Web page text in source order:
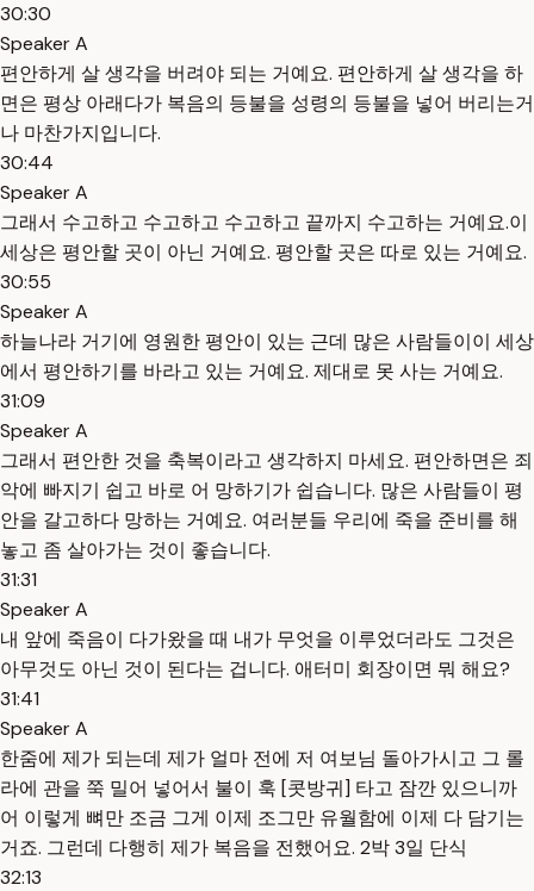
30:30
Speaker A
편안하게 살 생각을 버려야 되는 거예요. 편안하게 살 생각을 하
면은 평상 아래다가 복음의 등불을 성령의 등불을 넣어 버리는거
나 마찬가지입니다.
30:44
Speaker A
그래서 수고하고 수고하고 수고하고 끝까지 수고하는 거예요.이
세상은 평안할 곳이 아닌 거예요. 평안할 곳은 따로 있는 거예요.
30:55
Speaker A
하늘나라 거기에 영원한 평안이 있는 근데 많은 사람들이이 세상
에서 평안하기를 바라고 있는 거예요. 제대로 못 사는 거예요.
31:09
Speaker A
그래서 편안한 것을 축복이라고 생각하지 마세요. 편안하면은 죄
악에 빠지기 쉽고 바로 어 망하기가 쉽습니다. 많은 사람들이 평
안을 갈고하다 망하는 거예요. 여러분들 우리에 죽을 준비를 해
놓고 좀 살아가는 것이 좋습니다.
31:31
Speaker A
내 앞에 죽음이 다가왔을 때 내가 무엇을 이루었더라도 그것은
아무것도 아닌 것이 된다는 겁니다. 애터미 회장이면 뭐 해요?
31:41
Speaker A
한줌에 제가 되는데 제가 얼마 전에 저 여보님 돌아가시고 그 롤
라에 관을 쭉 밀어 넣어서 불이 훅 [콧방귀] 타고 잠깐 있으니까
어 이렇게 뼈만 조금 그게 이제 조그만 유월함에 이제 다 담기는
거죠. 그런데 다행히 제가 복음을 전했어요. 2박 3일 단식
32:13